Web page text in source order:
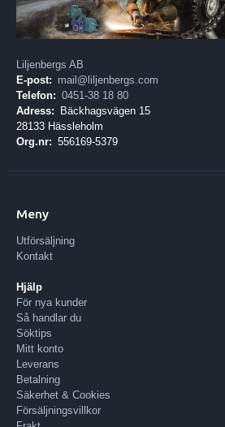
Liljenbergs AB
E-post: mail@liljenbergs.com
Telefon: 0451-38 18 80
Adress:
Bäckhagsvägen 15
28133 Hässleholm
Org.nr: 556169-5379
Meny
Utförsäljning
Kontakt
Hjälp
För nya kunder
Så handlar du
Söktips
Mitt konto
Leverans
Betalning
Säkerhet & Cookies
Försäljningsvillkor